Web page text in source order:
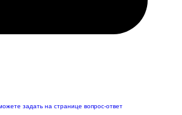
задать на странице вопрос-ответ